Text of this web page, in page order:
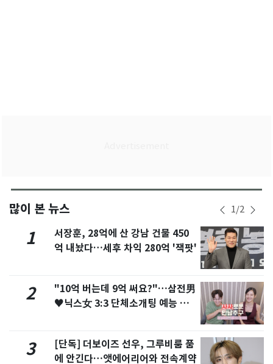
많이 본 뉴스 1/2
1
서장훈, 28억에 산 강남 건물 450
억 내놨다…세후 차익 280억 '잭팟'
2
"10억 버는데 9억 써요?"…삼전男
♥닉스女 3:3 단체소개팅 예능 화
3
[단독] 더보이즈 선우, 그루비룸 품
에 안긴다…앳에어리어와 전속계약